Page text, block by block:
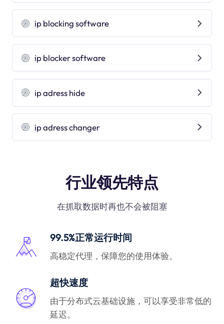
ip blocking software
ip blocker software
ip adress hide
ip adress changer
行业领先特点
在抓取数据时再也不会被阻塞
99.5%正常运行时间
高稳定代理，保障您的使用体验。
超快速度
由于分布式云基础设施，可以享受非常低的
延迟。